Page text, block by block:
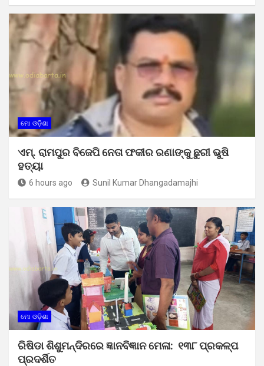
ମୋ ଓଡ଼ିଶା
ଏମ୍. ରାମପୁର ବିଜେପି ନେତା ଫକୀର ରଣାଙ୍କୁ ଛୁରୀ ଭୁଷି
ହତ୍ୟା
6 hours ago Sunil Kumar Dhangadamajhi
ମୋ ଓଡ଼ିଶା
ରିଷିଡା ଶିଶୁମନ୍ଦିରରେ ଜ୍ଞାନବିଜ୍ଞାନ ମେଳା: ୧୩୮ ପ୍ରକଳ୍ପ
ପ୍ରଦର୍ଶିତ